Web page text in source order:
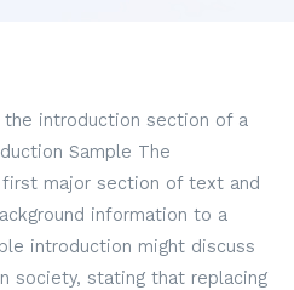
introduction section of a
Sample The
major section of text and
information to a
introduction might discuss
society, stating that replacing